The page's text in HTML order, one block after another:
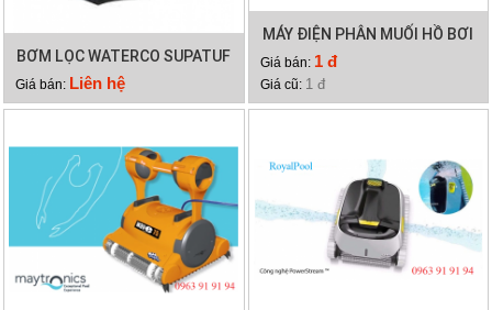
BƠM LỌC WATERCO SUPATUF
300
Giá bán: Liên hệ
MÁY ĐIỆN PHÂN MUỐI HỒ BƠI
WATERCO HYDROCHLOR
MINERAL 4000
Giá bán: 1 đ
Giá cũ: 1 đ